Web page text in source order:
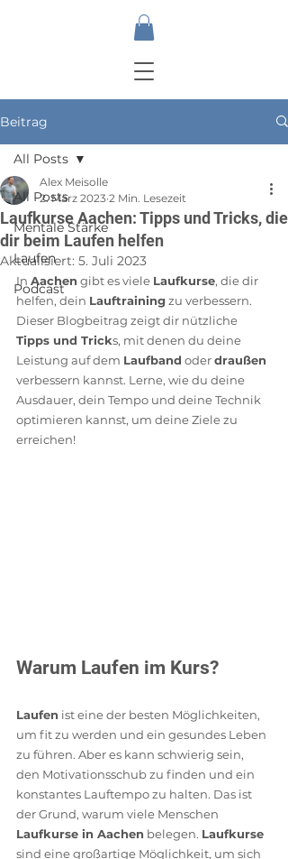
Beitrag
All Posts
Mentale Stärke
Laufen
Podcast
All Posts
Laufkurse Aachen: Tipps und Tricks, die
dir beim Laufen helfen
Alex Meisolle
2. März 2023 2 Min. Lesezeit
Aktualisiert: 5. Juli 2023
In Aachen gibt es viele Laufkurse, die dir
helfen, dein Lauftraining zu verbessern.
Dieser Blogbeitrag zeigt dir nützliche
Tipps und Tricks, mit denen du deine
Leistung auf dem Laufband oder draußen
verbessern kannst. Lerne, wie du deine
Ausdauer, dein Tempo und deine Technik
optimieren kannst, um deine Ziele zu
erreichen!
Warum Laufen im Kurs?
Laufen ist eine der besten Möglichkeiten,
um fit zu werden und ein gesundes Leben
zu führen. Aber es kann schwierig sein,
den Motivationsschub zu finden und ein
konstantes Lauftempo zu halten. Das ist
der Grund, warum viele Menschen
Laufkurse in Aachen belegen. Laufkurse
sind eine großartige Möglichkeit, um sich